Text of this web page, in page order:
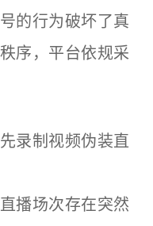
的行为破坏了真
序，平台依规采
制视频伪装直
场次存在突然